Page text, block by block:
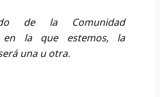
de la Comunidad
en la que estemos, la
una u otra.